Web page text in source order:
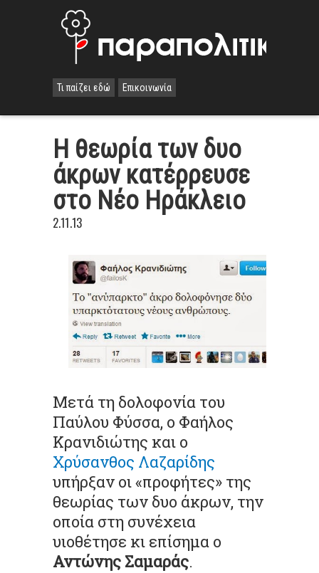
Τι παίζει εδώ Επικοινωνία
Η θεωρία των δυο
άκρων κατέρρευσε
στο Νέο Ηράκλειο
2.11.13
Μετά τη δολοφονία του
Παύλου Φύσσα, ο Φαήλος
Κρανιδιώτης και ο
Χρύσανθος Λαζαρίδης
υπήρξαν οι «προφήτες» της
θεωρίας των δυο άκρων, την
οποία στη συνέχεια
υιοθέτησε κι επίσημα ο
Αντώνης Σαμαράς.